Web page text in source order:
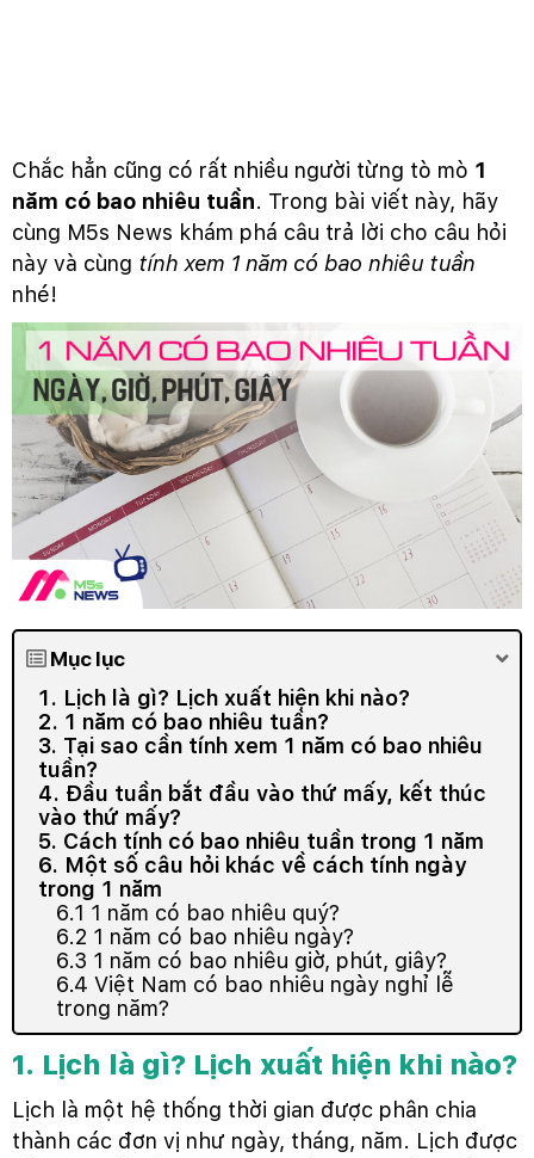
Chắc hẳn cũng có rất nhiều người từng tò mò 1
năm có bao nhiêu tuần. Trong bài viết này, hãy
cùng M5s News khám phá câu trả lời cho câu hỏi
này và cùng tính xem 1 năm có bao nhiêu tuần
nhé!
Mục lục
1. Lịch là gì? Lịch xuất hiện khi nào?
2. 1 năm có bao nhiêu tuần?
3. Tại sao cần tính xem 1 năm có bao nhiêu
tuần?
4. Đầu tuần bắt đầu vào thứ mấy, kết thúc
vào thứ mấy?
5. Cách tính có bao nhiêu tuần trong 1 năm
6. Một số câu hỏi khác về cách tính ngày
trong 1 năm
6.1 1 năm có bao nhiêu quý?
6.2 1 năm có bao nhiêu ngày?
6.3 1 năm có bao nhiêu giờ, phút, giây?
6.4 Việt Nam có bao nhiêu ngày nghỉ lễ
trong năm?
1. Lịch là gì? Lịch xuất hiện khi nào?
Lịch là một hệ thống thời gian được phân chia
thành các đơn vị như ngày, tháng, năm. Lịch được